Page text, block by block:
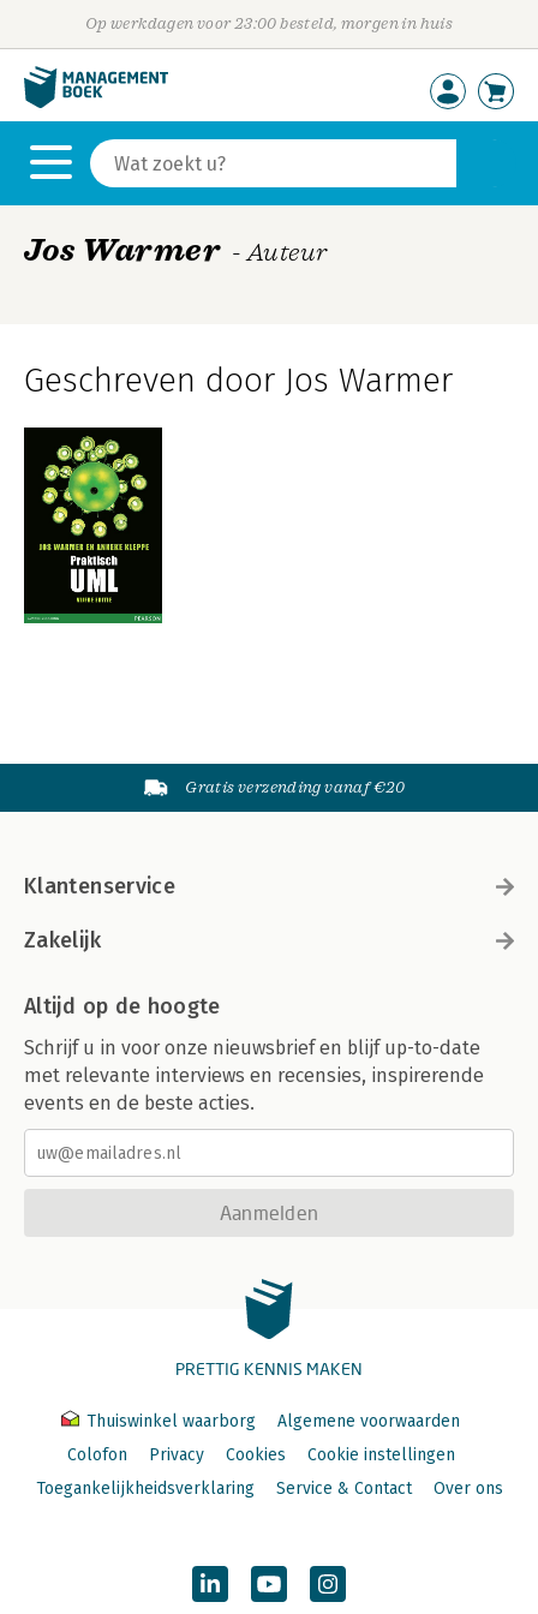
Op werkdagen voor 23:00 besteld, morgen in huis
Jos Warmer - Auteur
Geschreven door Jos Warmer
Gratis verzending vanaf €20
Klantenservice
Zakelijk
Altijd op de hoogte
Schrijf u in voor onze nieuwsbrief en blijf up-to-date
met relevante interviews en recensies, inspirerende
events en de beste acties.
Aanmelden
PRETTIG KENNIS MAKEN
Thuiswinkel waarborg
Algemene voorwaarden
Colofon
Privacy Cookies
Cookie instellingen
Toegankelijkheidsverklaring
Service & Contact Over ons